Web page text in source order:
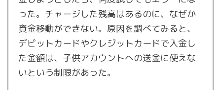
った。チャージした残高はあるのに、なぜか
資金移動ができない。原因を調べてみると、
デビットカードやクレジットカードで入金し
た金額は、子供アカウントへの送金に使えな
いという制限があった。